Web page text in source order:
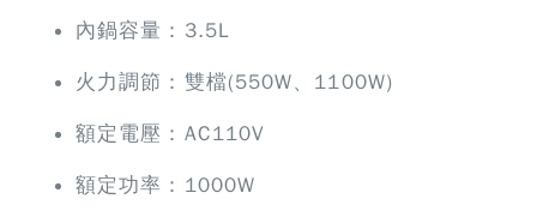
內鍋容量：3.5L
火力調節：雙檔(550W、1100W)
額定電壓：AC110V
額定功率：1000W